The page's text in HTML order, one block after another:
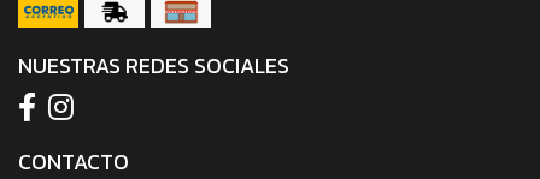
NUESTRAS REDES SOCIALES
CONTACTO